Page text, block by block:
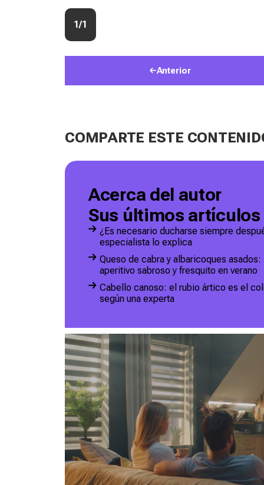
1/1
Anterior
COMPARTE ESTE
Acerca del autor
Sus últimos artículos
¿Es necesario ducharse siempre
especialista lo explica
Queso de cabra y albaricoques
aperitivo sabroso y fresquito en verano
Cabello canoso: el rubio ártico es el
según una experta